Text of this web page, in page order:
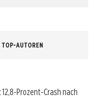
TOP-AUTOREN
Prozent-Crash nach